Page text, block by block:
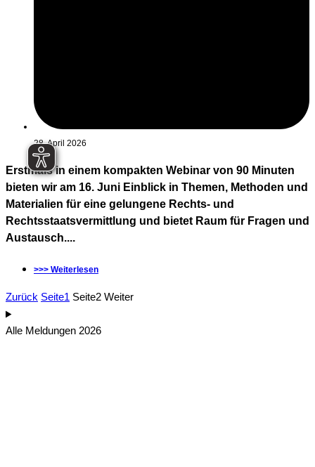
28. April 2026
Erstmals in einem kompakten Webinar von 90 Minuten
bieten wir am 16. Juni Einblick in Themen, Methoden und
Materialien für eine gelungene Rechts- und
Rechtsstaatsvermittlung und bietet Raum für Fragen und
Austausch....
>>> Weiterlesen
Zurück Seite1 Seite2 Weiter
Alle Meldungen 2026